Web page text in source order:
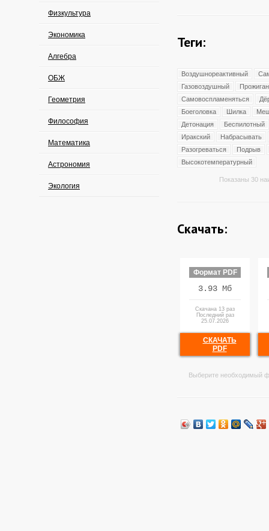
Физкультура
Экономика
Алгебра
ОБЖ
Геометрия
Философия
Математика
Астрономия
Экология
Теги:
Воздушнореактивный
Газовоздушный
Самовоспламеняться
Боеголовка
Шилка
Детонация
Беспилотный
Иракский
Набрасывать
Разогреваться
Подрыв
Высокотемпературный
Показаны 30
Скачать:
Формат PDF
3.93 Мб
Скачана 13 раз
Последний раз
25.07.2026
СКАЧАТЬ
PDF
Выберите необходимый